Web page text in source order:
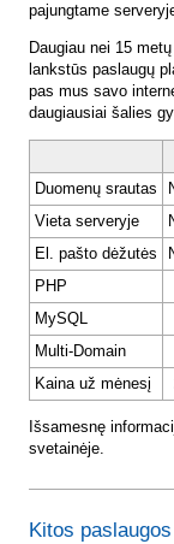
pajungtame
Daugiau nei 15
lankstūs paslaugų
pas mus savo
daugiausiai šalies
Duomenų srautas
Vieta serveryje
El. pašto dėžutės
PHP
MySQL
Multi-Domain
Kaina už mėnesį
Išsamesnę
svetainėje.
Kitos paslaugos